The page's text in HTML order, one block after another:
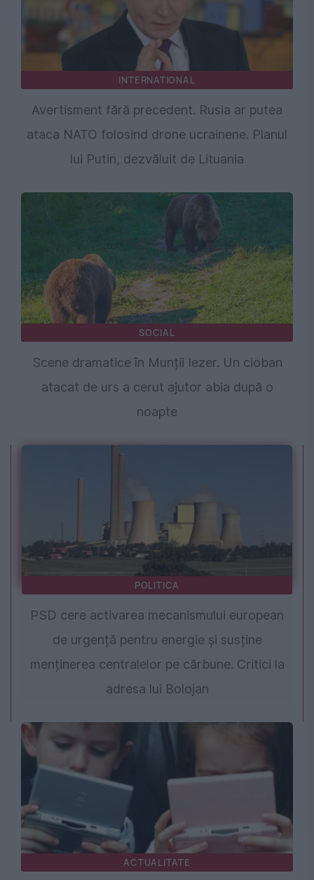
INTERNATIONAL
Avertisment fără precedent. Rusia ar putea
ataca NATO folosind drone ucrainene. Planul
lui Putin, dezvăluit de Lituania
SOCIAL
Scene dramatice în Munții Iezer. Un cioban
atacat de urs a cerut ajutor abia după o
noapte
POLITICA
PSD cere activarea mecanismului european
de urgență pentru energie și susține
menținerea centralelor pe cărbune. Critici la
adresa lui Bolojan
ACTUALITATE